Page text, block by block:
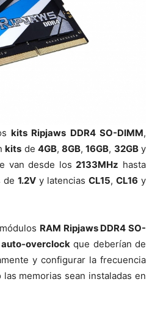
kits Ripjaws DDR4 SO-DIMM,
kits de 4GB,8GB,16GB, 32GBy
van desde los2133MHz hasta
de 1.2V y latencias CL15, CL16 y
RAM Ripjaws DDR4 SO-
auto-overclock que deberían de
y configurar la frecuencia
memorias sean instaladas en